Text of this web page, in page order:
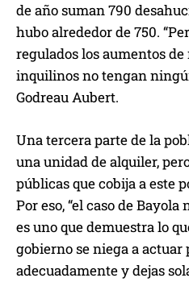
de año suman 790
hubo alrededor de 750.
regulados los aumentos
inquilinos no tengan
Godreau Aubert.
Una tercera parte de la
una unidad de alquiler,
públicas que cobija a este
Por eso, “el caso de
es uno que demuestra lo
gobierno se niega a
adecuadamente y dejas